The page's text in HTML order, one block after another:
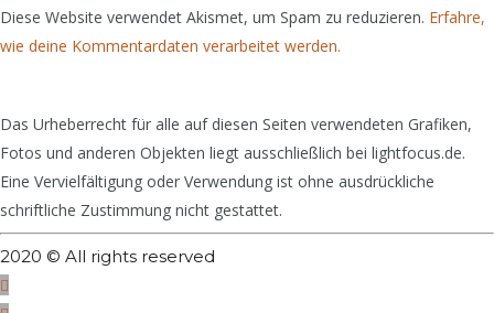
Diese Website verwendet Akismet, um Spam zu reduzieren. Erfahre,
wie deine Kommentardaten verarbeitet werden.
Das Urheberrecht für alle auf diesen Seiten verwendeten Grafiken,
Fotos und anderen Objekten liegt ausschließlich bei lightfocus.de.
Eine Vervielfältigung oder Verwendung ist ohne ausdrückliche
schriftliche Zustimmung nicht gestattet.
2020 © All rights reserved